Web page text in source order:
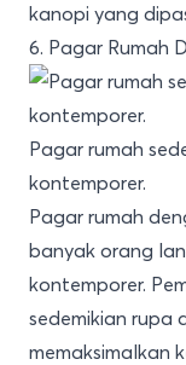
kanopi yang
6. Pagar Rumah
Pagar rumah
kontemporer.
Pagar rumah
banyak orang
kontemporer.
sedemikian rupa
memaksimalkan